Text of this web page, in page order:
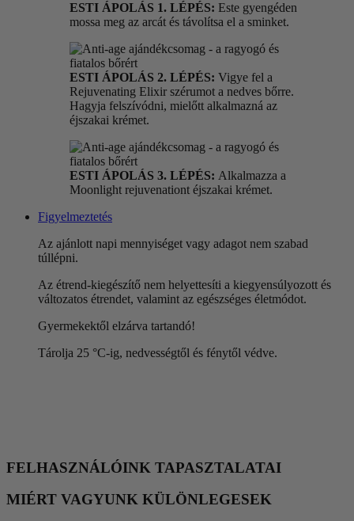
ESTI ÁPOLÁS 1. LÉPÉS: Este gyengéden
mossa meg az arcát és távolítsa el a sminket.
ESTI ÁPOLÁS 2. LÉPÉS: Vigye fel a
Rejuvenating Elixir szérumot a nedves bőrre.
Hagyja felszívódni, mielőtt alkalmazná az
éjszakai krémet.
ESTI ÁPOLÁS 3. LÉPÉS: Alkalmazza a
Moonlight rejuvenationt éjszakai krémet.
Figyelmeztetés
Az ajánlott napi mennyiséget vagy adagot nem szabad
túllépni.
Az étrend-kiegészítő nem helyettesíti a kiegyensúlyozott és
változatos étrendet, valamint az egészséges életmódot.
Gyermekektől elzárva tartandó!
Tárolja 25 °C-ig, nedvességtől és fénytől védve.
FELHASZNÁLÓINK TAPASZTALATAI
MIÉRT VAGYUNK KÜLÖNLEGESEK